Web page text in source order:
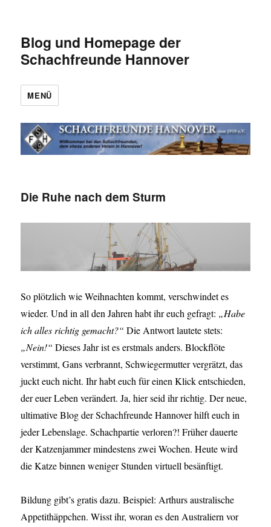
Blog und Homepage der
Schachfreunde Hannover
MENÜ
Die Ruhe nach dem Sturm
So plötzlich wie Weihnachten kommt, verschwindet es
wieder. Und in all den Jahren habt ihr euch gefragt: „Habe
ich alles richtig gemacht?“ Die Antwort lautete stets:
„Nein!“ Dieses Jahr ist es erstmals anders. Blockflöte
verstimmt, Gans verbrannt, Schwiegermutter vergrätzt, das
juckt euch nicht. Ihr habt euch für einen Klick entschieden,
der euer Leben verändert. Ja, hier seid ihr richtig. Der neue,
ultimative Blog der Schachfreunde Hannover hilft euch in
jeder Lebenslage. Schachpartie verloren?! Früher dauerte
der Katzenjammer mindestens zwei Wochen. Heute wird
die Katze binnen weniger Stunden virtuell besänftigt.
Bildung gibt’s gratis dazu. Beispiel: Arthurs australische
Appetithäppchen. Wisst ihr, woran es den Australiern vor